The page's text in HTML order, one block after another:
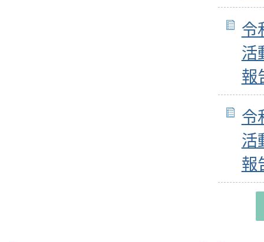
令
活
報
令
活
報